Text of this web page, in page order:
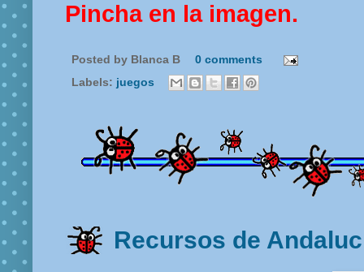
Pincha en la imagen.
Posted by Blanca B
0 comments
Labels: juegos
Recursos de